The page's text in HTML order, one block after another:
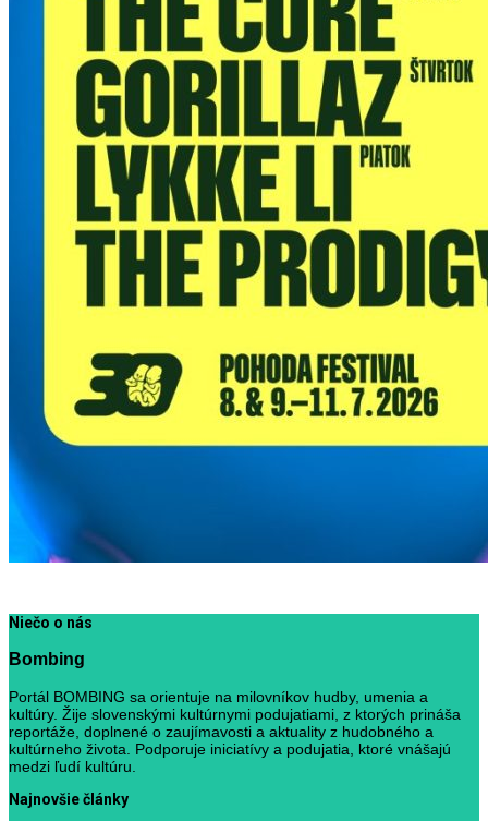
Niečo o nás
Bombing
Portál BOMBING sa orientuje na milovníkov hudby, umenia a
kultúry. Žije slovenskými kultúrnymi podujatiami, z ktorých prináša
reportáže, doplnené o zaujímavosti a aktuality z hudobného a
kultúrneho života. Podporuje iniciatívy a podujatia, ktoré vnášajú
medzi ľudí kultúru.
Najnovšie články